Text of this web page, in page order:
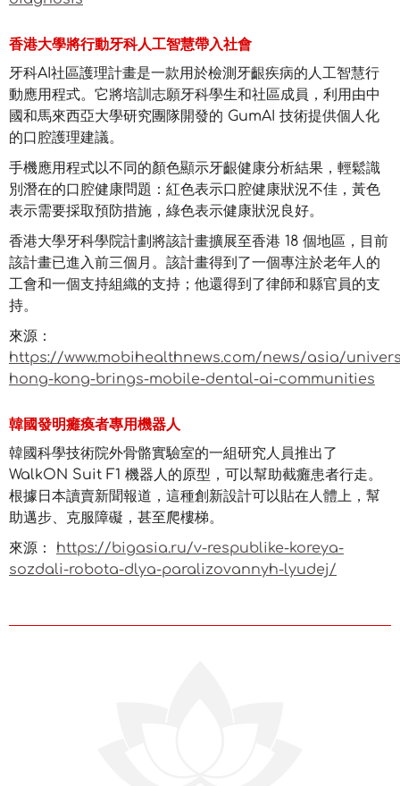
香港大學將行動牙科人工智慧帶入社會
牙科AI社區護理計畫是一款用於檢測牙齦疾病的人工智慧行
動應用程式。它將培訓志願牙科學生和社區成員，利用由中
國和馬來西亞大學研究團隊開發的 GumAI 技術提供個人化
的口腔護理建議。
手機應用程式以不同的顏色顯示牙齦健康分析結果，輕鬆識
別潛在的口腔健康問題：紅色表示口腔健康狀況不佳，黃色
表示需要採取預防措施，綠色表示健康狀況良好。
香港大學牙科學院計劃將該計畫擴展至香港 18 個地區，目前
該計畫已進入前三個月。該計畫得到了一個專注於老年人的
工會和一個支持組織的支持；他還得到了律師和縣官員的支
持。
來源：
https://www.mobihealthnews.com/news/asia/
hong-kong-brings-mobile-dental-ai-communities
韓國發明癱瘓者專用機器人
韓國科學技術院外骨骼實驗室的一組研究人員推出了
WalkON Suit F1 機器人的原型，可以幫助截癱患者行走。
根據日本讀賣新聞報道，這種創新設計可以貼在人體上，幫
助邁步、克服障礙，甚至爬樓梯。
來源： https://bigasia.ru/v-respublike-koreya-
sozdali-robota-dlya-paralizovannyh-lyudej/